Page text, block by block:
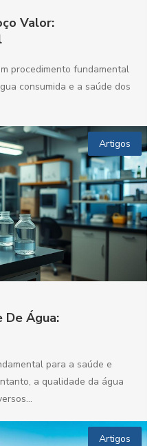
Valor:
procedimento fundamental
consumida e a saúde dos
Artigos
De Água:
para a saúde e
a qualidade da água
Artigos